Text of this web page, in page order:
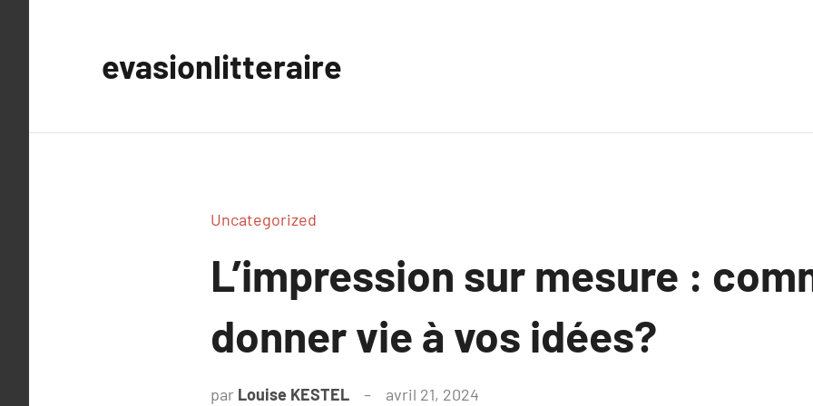
evasionlitteraire
Uncategorized
L’impression sur mesure :
donner vie à vos idées?
par Louise KESTEL avril 21, 2024